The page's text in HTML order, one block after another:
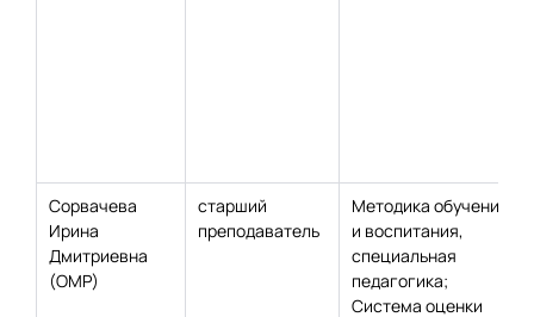
Сорвачева
Ирина
Дмитриевна
(ОМР)
старший
преподаватель
Методика обучения
и воспитания,
специальная
педагогика;
Система оценки